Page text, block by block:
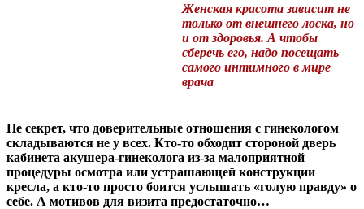
Женская красота зависит не
только от внешнего лоска, но
и от здоровья. А чтобы
сберечь его, надо посещать
самого интимного в мире
врача
Не секрет, что доверительные отношения с гинекологом
складываются не у всех. Кто-то обходит стороной дверь
кабинета акушера-гинеколога из-за малоприятной
процедуры осмотра или устрашающей конструкции
кресла, а кто-то просто боится услышать «голую правду» о
себе. А мотивов для визита предостаточно…